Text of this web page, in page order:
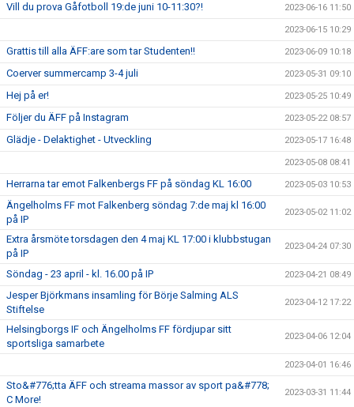
Vill du prova Gåfotboll 19:de juni 10-11:30?! 2023-06-16 11:50
2023-06-15 10:29
Grattis till alla ÄFF:are som tar Studenten!! 2023-06-09 10:18
Coerver summercamp 3-4 juli 2023-05-31 09:10
Hej på er! 2023-05-25 10:49
Följer du ÄFF på Instagram 2023-05-22 08:57
Glädje - Delaktighet - Utveckling 2023-05-17 16:48
2023-05-08 08:41
Herrarna tar emot Falkenbergs FF på söndag KL 16:00 2023-05-03 10:53
Ängelholms FF mot Falkenberg söndag 7:de maj kl 16:00
på IP
2023-05-02 11:02
Extra årsmöte torsdagen den 4 maj KL 17:00 i klubbstugan
på IP
2023-04-24 07:30
Söndag - 23 april - kl. 16.00 på IP 2023-04-21 08:49
Jesper Björkmans insamling för Börje Salming ALS
Stiftelse
2023-04-12 17:22
Helsingborgs IF och Ängelholms FF fördjupar sitt
sportsliga samarbete
2023-04-06 12:04
2023-04-01 16:46
Sto&#776;tta ÄFF och streama massor av sport pa&#778;
C More!
2023-03-31 11:44